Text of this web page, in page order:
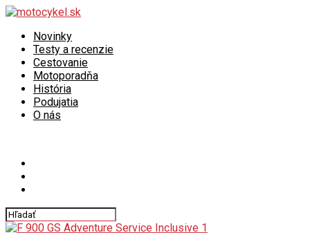
Novinky
Testy a recenzie
Cestovanie
Motoporadňa
História
Podujatia
O nás